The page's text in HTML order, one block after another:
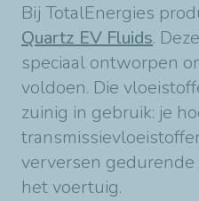
Bij TotalEnergies
Quartz EV Fluids.
speciaal ontworpen
voldoen. Die
zuinig in gebruik: je
verversen
het voertuig.